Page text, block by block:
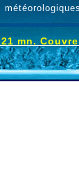
météorologiques
mn.